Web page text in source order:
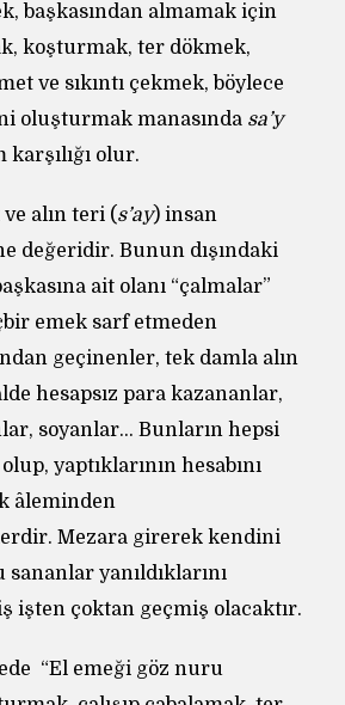
başkasından almamak için
koşturmak, ter dökmek,
ve sıkıntı çekmek, böylece
oluşturmak manasında sa’y
olur.
alın teri (s’ay) insan
değeridir. Bunun dışındaki
ait olanı “çalmalar”
emek sarf etmeden
geçinenler, tek damla alın
hesapsız para kazananlar,
soyanlar… Bunların hepsi
yaptıklarının hesabını
âleminden
Mezara girerek kendini
yanıldıklarını
işten çoktan geçmiş olacaktır.
“El emeği göz nuru